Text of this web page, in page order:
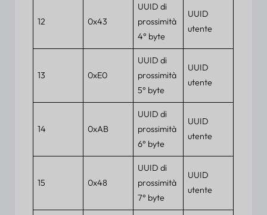
12 0x43
UUID di
prossimità
4° byte
UUID
utente
13 0xE0
UUID di
prossimità
5° byte
UUID
utente
14 0xAB
UUID di
prossimità
6° byte
UUID
utente
15 0x48
UUID di
prossimità
7° byte
UUID
utente